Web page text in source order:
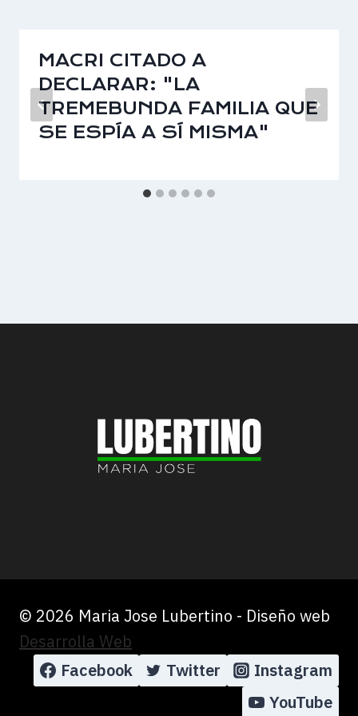
MACRI CITADO A
DECLARAR: "LA
TREMEBUNDA FAMILIA QUE
SE ESPÍA A SÍ MISMA"
© 2026 Maria Jose Lubertino - Diseño web
Desarrolla Web
Facebook
Twitter
Instagram
YouTube